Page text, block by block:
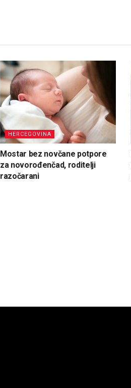
HERCEGOVINA
Mostar bez novčane potpore
za novorođenčad, roditelji
razočarani